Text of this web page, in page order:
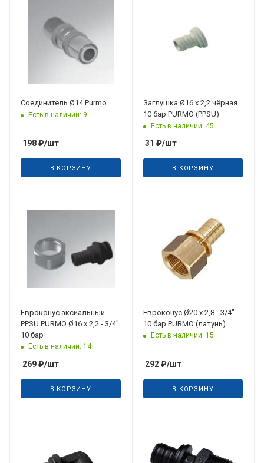
Соединитель Ø14 Purmo
Есть в наличии: 9
198₽/шт
В КОРЗИНУ
Заглушка Ø16 x 2,2 чёрная
10 бар PURMO (PPSU)
Есть в наличии: 45
31 ₽/шт
В КОРЗИНУ
Евроконус аксиальный
PPSU PURMO Ø16 x 2,2 - 3/4"
10 бар
Есть в наличии: 14
269₽/шт
В КОРЗИНУ
Евроконус Ø20 x 2,8 - 3/4"
10 бар PURMO (латунь)
Есть в наличии: 15
292₽/шт
В КОРЗИНУ